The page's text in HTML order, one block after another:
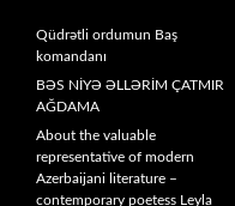
Qüdrətli ordumun Baş
komandanı
BƏS NİYƏ ƏLLƏRİM ÇATMIR
AĞDAMA
About the valuable
representative of modern
Azerbaijani literature –
contemporary poetess Leyla